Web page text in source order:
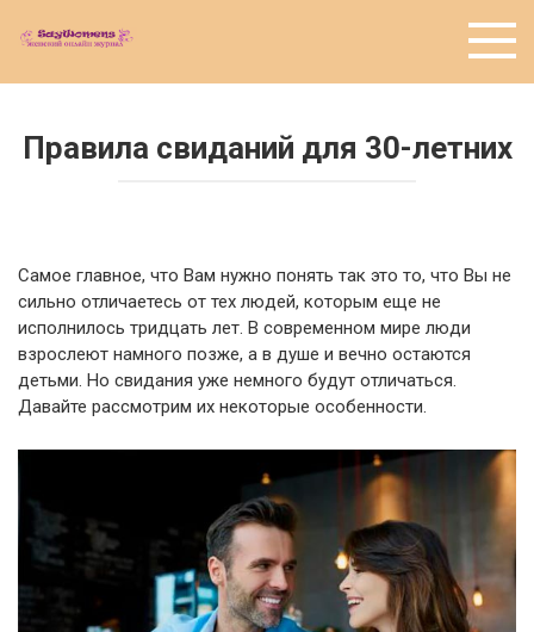
Правила свиданий для 30-летних
Самое главное, что Вам нужно понять так это то, что Вы не
сильно отличаетесь от тех людей, которым еще не
исполнилось тридцать лет. В современном мире люди
взрослеют намного позже, а в душе и вечно остаются
детьми. Но свидания уже немного будут отличаться.
Давайте рассмотрим их некоторые особенности.